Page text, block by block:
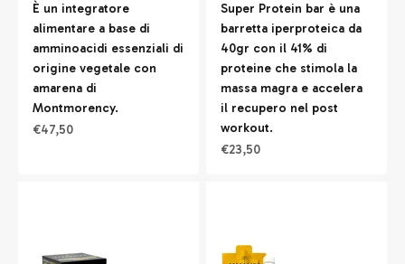
È un integratore
alimentare a base di
amminoacidi essenziali di
origine vegetale con
amarena di
Montmorency.
Prezzo scontato
€47,50
Super Protein bar è una
barretta iperproteica da
40gr con il 41% di
proteine che stimola la
massa magra e accelera
il recupero nel post
workout.
Prezzo scontato
€23,50